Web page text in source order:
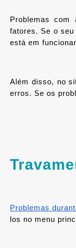
Problemas
fatores. Se o
está em
Além disso, no
erros. Se os
Problemas
los no menu